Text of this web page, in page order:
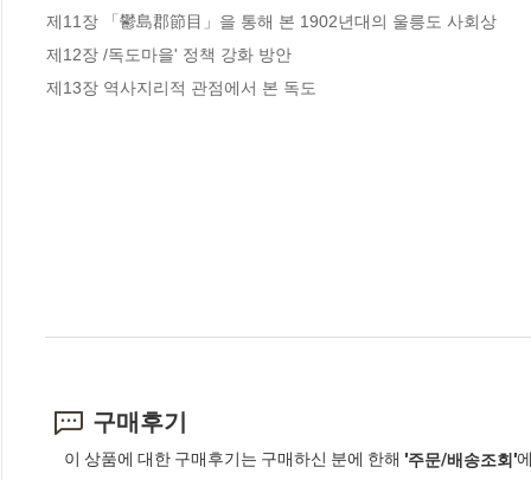
제11장 「鬱島郡節目」을 통해 본 1902년대의 울릉도 사회상
제12장 /독도마을' 정책 강화 방안
제13장 역사지리적 관점에서 본 독도
구매후기
이 상품에 대한 구매후기는 구매하신 분에 한해 '주문/배송조회'